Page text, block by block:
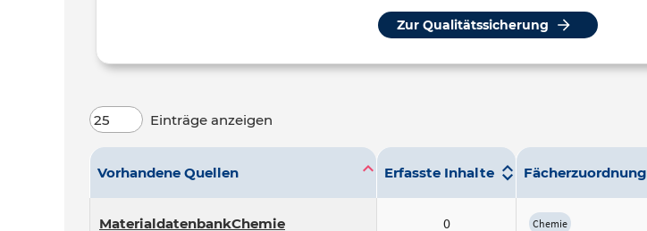
Zur Qualitätssicherung
Einträge anzeigen
Vorhandene Quellen Erfasste Inhalte Fächerzuordnung
MaterialdatenbankChemie 0 Chemie